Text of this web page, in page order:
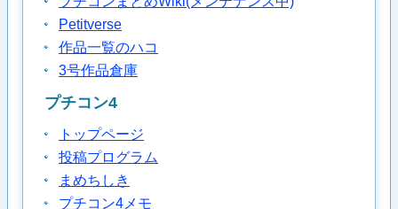
Petitverse
作品一覧のハコ
3号作品倉庫
プチコン4
トップページ
投稿プログラム
まめちしき
プチコン4メモ